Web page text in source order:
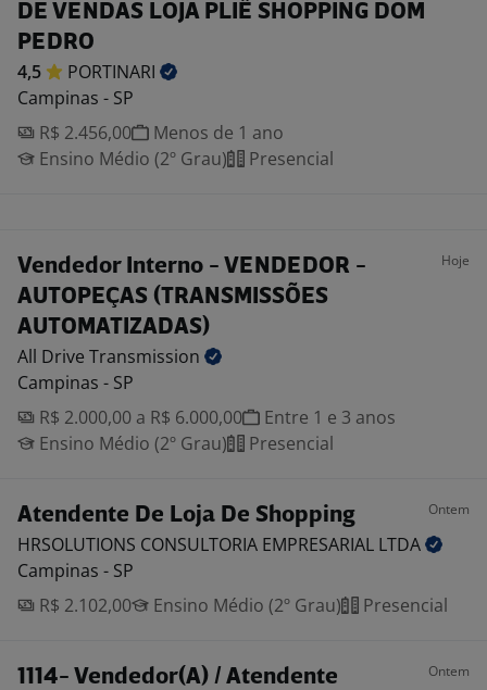
DE VENDAS LOJA PLIÊ SHOPPING DOM
PEDRO
4,5
PORTINARI
Campinas - SP
R$ 2.456,00
Menos de 1 ano
Ensino Médio (2º Grau)
Presencial
Vendedor Interno - VENDEDOR -
AUTOPEÇAS (TRANSMISSÕES
AUTOMATIZADAS)
Hoje
All Drive Transmission
Campinas - SP
R$ 2.000,00 a R$ 6.000,00
Entre 1 e 3 anos
Ensino Médio (2º Grau)
Presencial
Atendente De Loja De Shopping Ontem
HRSOLUTIONS CONSULTORIA EMPRESARIAL LTDA
Campinas - SP
R$ 2.102,00
Ensino Médio (2º Grau) Presencial
1114- Vendedor(A) / Atendente Ontem